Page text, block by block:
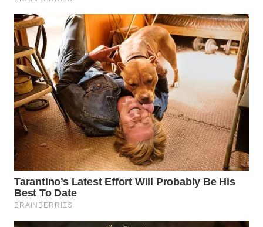
WN
BEKASI
WN
BOGOR
WN
DEPOK
WN
TAPANULI
UTARA
WN